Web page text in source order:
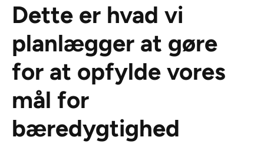
Dette er hvad vi
planlægger at gøre
for at opfylde vores
mål for
bæredygtighed